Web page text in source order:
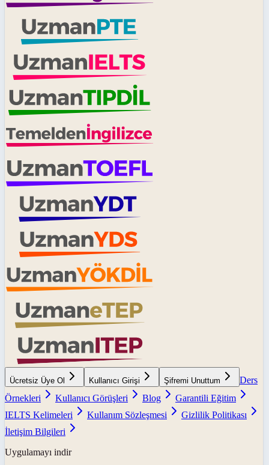
Ücretsiz Üye Ol Kullanıcı Girişi Şifremi Unuttum
Ders
Örnekleri
Kullanıcı Görüşleri Blog
Garantili Eğitim
IELTS Kelimeleri
Kullanım Sözleşmesi
Gizlilik Politikası
İletişim Bilgileri
Uygulamayı indir